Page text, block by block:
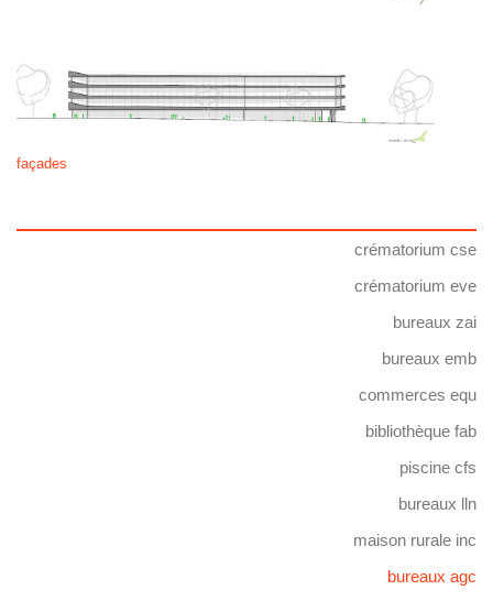
façades
crématorium cse
crématorium eve
bureaux zai
bureaux emb
commerces equ
bibliothèque fab
piscine cfs
bureaux lln
maison rurale inc
bureaux agc